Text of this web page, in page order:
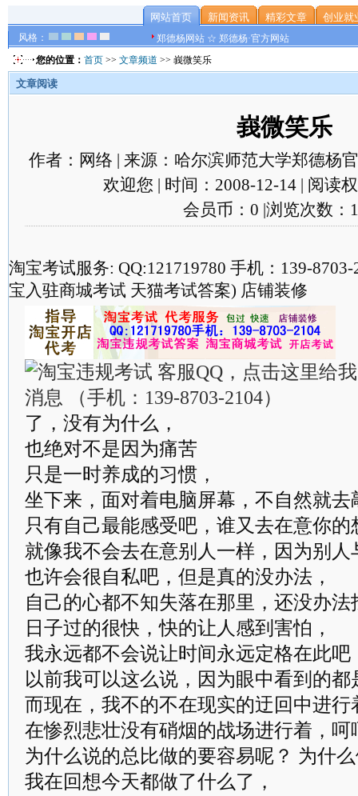
风格：
网站首页 新闻资讯 精彩文章 创业就
郑德杨网站 ☆ 郑德杨·官方网站
您的位置： 首页 >> 文章频道 >> 峩微笑乐
文章阅读
峩微笑乐
作者：网络 | 来源：哈尔滨师范大学郑德杨
欢迎您 | 时间：2008-12-14 | 阅读
会员币：0 |浏览次数：
淘宝考试服务: QQ:121719780 手机：139-
宝入驻商城考试 天猫考试答案) 店铺装修
了，没有为什么，
也绝对不是因为痛苦
只是一时养成的习惯，
坐下来，面对着电脑屏幕，不自然就
只有自己最能感受吧，谁又去在意你
就像我不会去在意别人一样，因为别人
也许会很自私吧，但是真的没办法，
自己的心都不知失落在那里，还没办法
日子过的很快，快的让人感到害怕，
我永远都不会说让时间永远定格在此吧
以前我可以这么说，因为眼中看到的都
而现在，我不的不在现实的迂回中进行
在惨烈悲壮没有硝烟的战场进行着，呵
为什么说的总比做的要容易呢？ 为什
我在回想今天都做了什么了，